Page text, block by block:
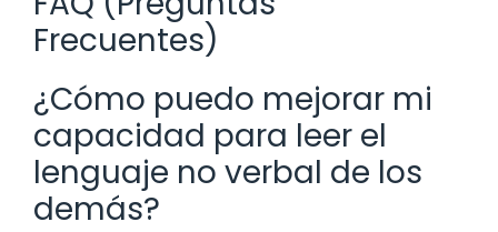
Frecuentes)
¿Cómo puedo mejorar mi
capacidad para leer el
lenguaje no verbal de los
demás?